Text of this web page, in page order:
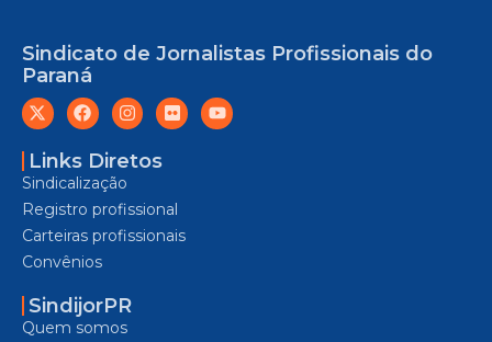
Sindicato de Jornalistas Profissionais do
Paraná
Links Diretos
Sindicalização
Registro profissional
Carteiras profissionais
Convênios
SindijorPR
Quem somos